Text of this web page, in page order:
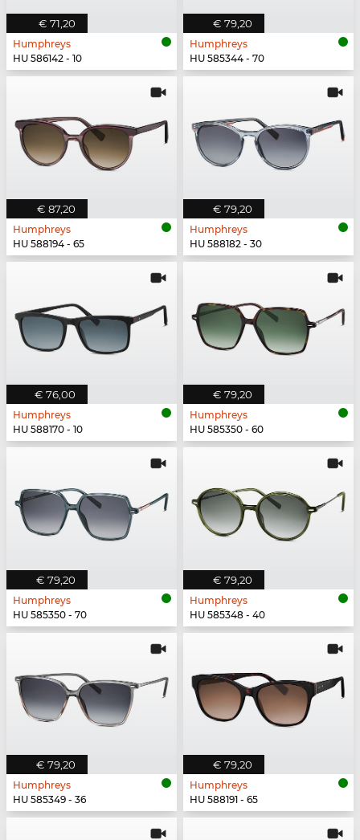
€ 71,20
Humphreys
HU 586142 - 10
€ 79,20
Humphreys
HU 585344 - 70
€ 87,20
Humphreys
HU 588194 - 65
€ 79,20
Humphreys
HU 588182 - 30
€ 76,00
Humphreys
HU 588170 - 10
€ 79,20
Humphreys
HU 585350 - 60
€ 79,20
Humphreys
HU 585350 - 70
€ 79,20
Humphreys
HU 585348 - 40
€ 79,20
Humphreys
HU 585349 - 36
€ 79,20
Humphreys
HU 588191 - 65